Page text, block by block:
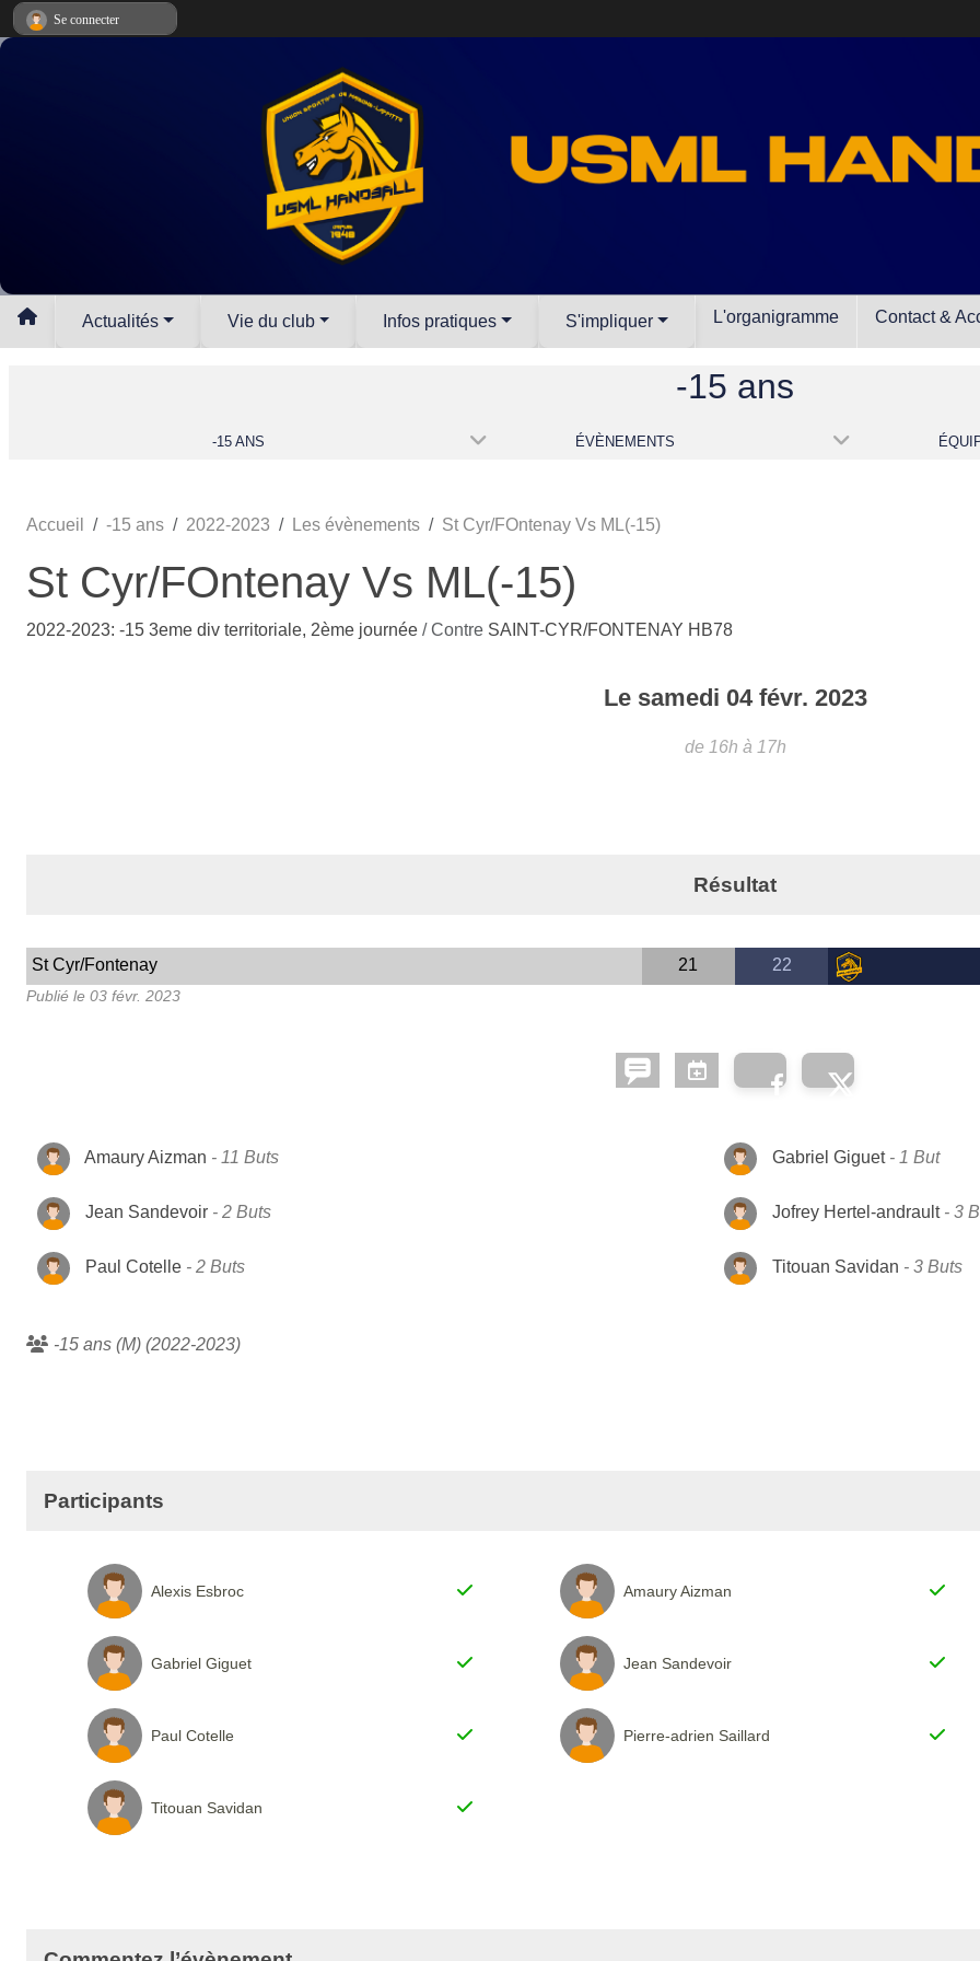
Actualités Vie du club Infos pratiques S'impliquer L'organigramme Contact &
-15 ans
-15 ANS ÉVÈNEMENTS
Accueil -15 ans 2022-2023 Les évènements St Cyr/FOntenay Vs ML(-15)
St Cyr/FOntenay Vs ML(-15)
2022-2023: -15 3eme div territoriale, 2ème journée / Contre SAINT-CYR/FONTENAY HB78
Le samedi 04 févr. 2023
de 16h à 17h
Résultat
St Cyr/Fontenay 21 22
Publié le 03 févr. 2023
Amaury Aizman 11 Buts Gabriel Giguet 1 But
Jean Sandevoir 2 Buts Jofrey Hertel-andrault 3
Paul Cotelle 2 Buts Titouan Savidan 3 Buts
-15 ans (M) (2022-2023)
Participants
Alexis Esbroc Amaury Aizman
Gabriel Giguet Jean Sandevoir
Paul Cotelle Pierre-adrien Saillard
Titouan Savidan
Se connecter
Panneau de gestion des cookies